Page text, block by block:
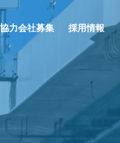
協力会社募集 採用情報